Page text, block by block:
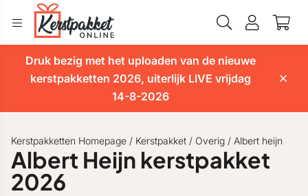
Druk bezig met het uploaden van de nieuwe
kerstpakketten 2026, uiterlijk LIVE vrijdag
14-8-2026
Kerstpakketten Homepage / Kerstpakket / Overig / Albert heijn
Albert Heijn kerstpakket
2026